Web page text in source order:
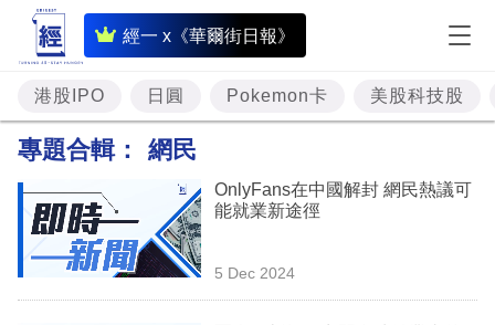
經一 x《華爾街日報》
即
時
財
經
投
資
港股IPO 日圓 Pokemon卡 美股科技股
專題合輯： 網民
OnlyFans在中國解封 網民熱議可
能就業新途徑
5 Dec 2024